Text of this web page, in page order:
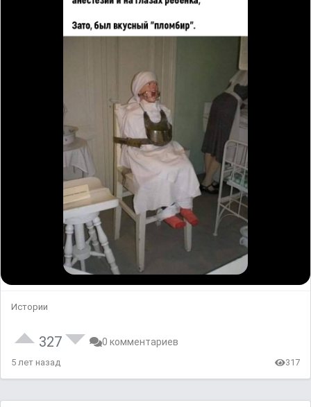
Истории
327 0 комментариев
5 лет назад 317